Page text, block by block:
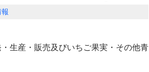
生産・販売及びいちご果実・その他青